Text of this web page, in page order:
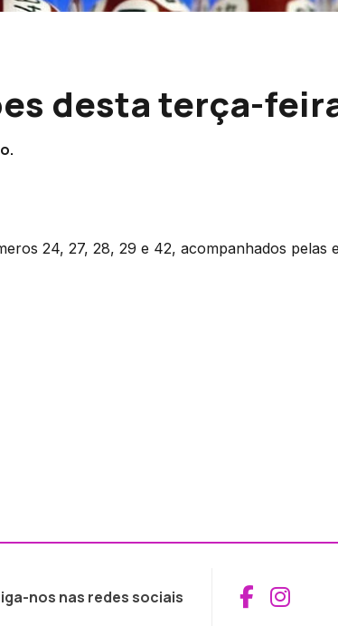
desta terça-
24, 27, 28, 29 e 42, acompanhados pelas
nos nas redes sociais